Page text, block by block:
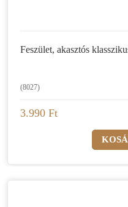
Feszület, akasztós
(8027)
3.990 Ft